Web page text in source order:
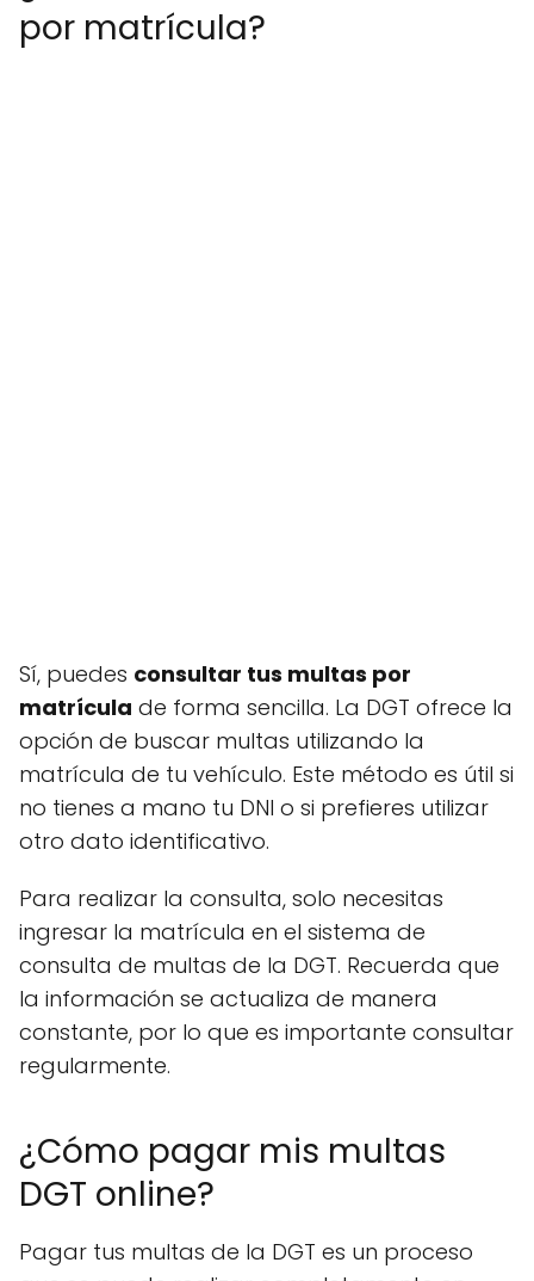
por matrícula?
Sí, puedes consultar tus multas por
matrícula de forma sencilla. La DGT ofrece la
opción de buscar multas utilizando la
matrícula de tu vehículo. Este método es útil si
no tienes a mano tu DNI o si prefieres utilizar
otro dato identificativo.
Para realizar la consulta, solo necesitas
ingresar la matrícula en el sistema de
consulta de multas de la DGT. Recuerda que
la información se actualiza de manera
constante, por lo que es importante consultar
regularmente.
¿Cómo pagar mis multas
DGT online?
Pagar tus multas de la DGT es un proceso